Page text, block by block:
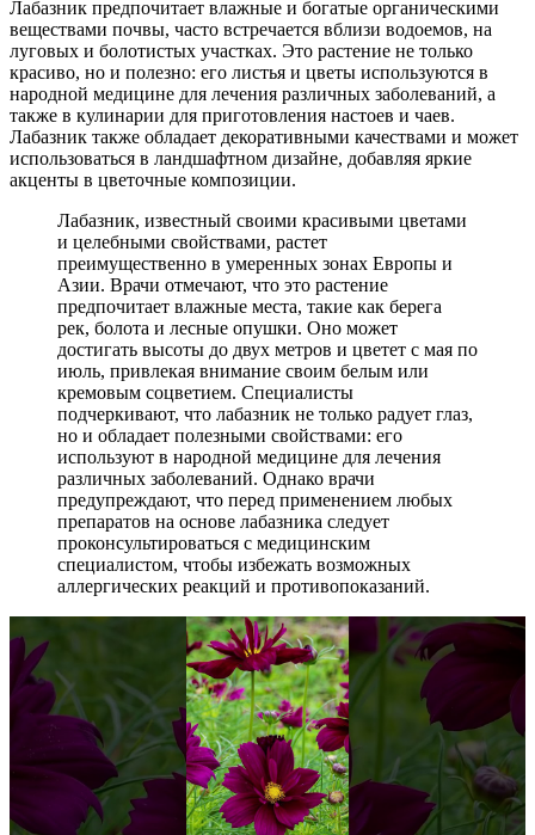
Лабазник предпочитает влажные и богатые органическими
веществами почвы, часто встречается вблизи водоемов, на
луговых и болотистых участках. Это растение не только
красиво, но и полезно: его листья и цветы используются в
народной медицине для лечения различных заболеваний, а
также в кулинарии для приготовления настоев и чаев.
Лабазник также обладает декоративными качествами и может
использоваться в ландшафтном дизайне, добавляя яркие
акценты в цветочные композиции.
Лабазник, известный своими красивыми цветами
и целебными свойствами, растет
преимущественно в умеренных зонах Европы и
Азии. Врачи отмечают, что это растение
предпочитает влажные места, такие как берега
рек, болота и лесные опушки. Оно может
достигать высоты до двух метров и цветет с мая по
июль, привлекая внимание своим белым или
кремовым соцветием. Специалисты
подчеркивают, что лабазник не только радует глаз,
но и обладает полезными свойствами: его
используют в народной медицине для лечения
различных заболеваний. Однако врачи
предупреждают, что перед применением любых
препаратов на основе лабазника следует
проконсультироваться с медицинским
специалистом, чтобы избежать возможных
аллергических реакций и противопоказаний.